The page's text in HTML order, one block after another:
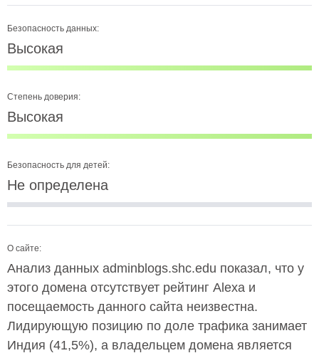
Безопасность данных:
Высокая
Степень доверия:
Высокая
Безопасность для детей:
Не определена
О сайте:
Анализ данных adminblogs.shc.edu показал, что у
этого домена отсутствует рейтинг Alexa и
посещаемость данного сайта неизвестна.
Лидирующую позицию по доле трафика занимает
Индия (41,5%), а владельцем домена является